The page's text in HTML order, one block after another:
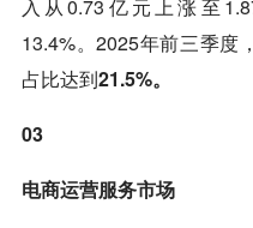
入从0.73亿元上涨至
13.4%。2025年前三季度
占比达到21.5%。
03
电商运营服务市场